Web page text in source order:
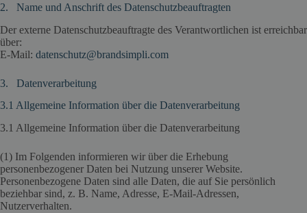
2. Name und Anschrift des Datenschutzbeauftragten
Der externe Datenschutzbeauftragte des Verantwortlichen ist erreichbar
über:
E-Mail: datenschutz@brandsimpli.com
3. Datenverarbeitung
3.1 Allgemeine Information über die Datenverarbeitung
3.1 Allgemeine Information über die Datenverarbeitung
(1) Im Folgenden informieren wir über die Erhebung
personenbezogener Daten bei Nutzung unserer Website.
Personenbezogene Daten sind alle Daten, die auf Sie persönlich
beziehbar sind, z. B. Name, Adresse, E-Mail-Adressen,
Nutzerverhalten.